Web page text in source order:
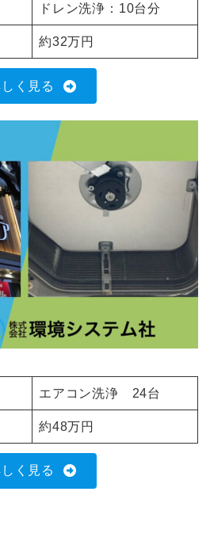
ドレン洗浄：10台分
約32万円
く見る
エアコン洗浄 24台
約48万円
く見る